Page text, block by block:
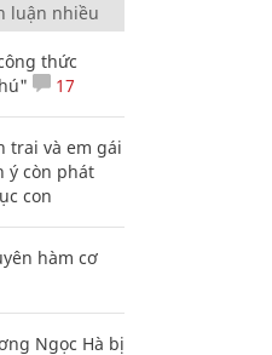
luận nhiều
thức
17
trai và em gái
ý còn phát
con
hàm cơ
Ngọc Hà bị